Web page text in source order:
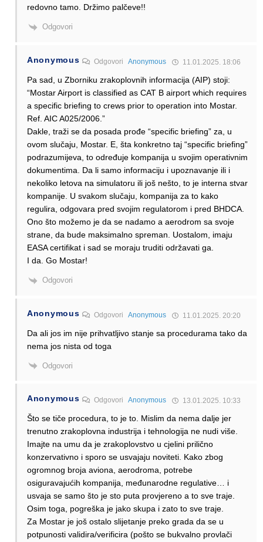
redovno tamo. Držimo palčeve!!
Odgovori
Anonymous OdgovoriAnonymous 11.01.2025. 18:06
Pa sad, u Zborniku zrakoplovnih informacija (AIP) stoji:
“Mostar Airport is classified as CAT B airport which requires
a specific briefing to crews prior to operation into Mostar.
Ref. AIC A025/2006.”
Dakle, traži se da posada prođe “specific briefing” za, u
ovom slučaju, Mostar. E, šta konkretno taj “specific briefing”
podrazumijeva, to određuje kompanija u svojim operativnim
dokumentima. Da li samo informaciju i upoznavanje ili i
nekoliko letova na simulatoru ili još nešto, to je interna stvar
kompanije. U svakom slučaju, kompanija za to kako
regulira, odgovara pred svojim regulatorom i pred BHDCA.
Ono što možemo je da se nadamo a aerodrom sa svoje
strane, da bude maksimalno spreman. Uostalom, imaju
EASA certifikat i sad se moraju truditi održavati ga.
I da. Go Mostar!
Odgovori
Anonymous OdgovoriAnonymous 11.01.2025. 20:20
Da ali jos im nije prihvatljivo stanje sa procedurama tako da
nema jos nista od toga
Odgovori
Anonymous OdgovoriAnonymous 13.01.2025. 10:33
Što se tiče procedura, to je to. Mislim da nema dalje jer
trenutno zrakoplovna industrija i tehnologija ne nudi više.
Imajte na umu da je zrakoplovstvo u cjelini prilično
konzervativno i sporo se usvajaju noviteti. Kako zbog
ogromnog broja aviona, aerodroma, potrebe
osiguravajućih kompanija, međunarodne regulative… i
usvaja se samo što je sto puta provjereno a to sve traje.
Osim toga, pogreška je jako skupa i zato to sve traje.
Za Mostar je još ostalo slijetanje preko grada da se u
potpunosti validira/verificira (pošto se bukvalno provlači